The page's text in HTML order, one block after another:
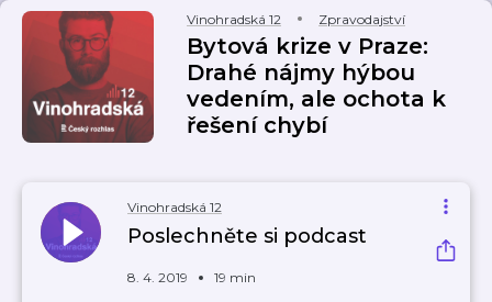
Vinohradská 12 Zpravodajství
Bytová krize v Praze:
Drahé nájmy hýbou
vedením, ale ochota k
řešení chybí
Vinohradská 12
Poslechněte si podcast
8. 4. 2019 19 min